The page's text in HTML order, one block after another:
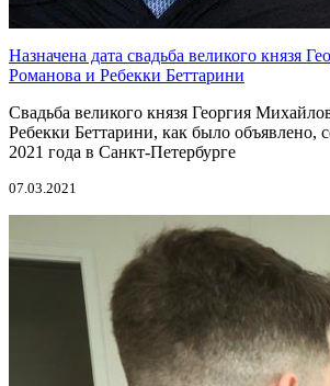
Назначена дата свадьба великого князя
Романова и Ребекки Беттарини
Свадьба великого князя Георгия
Ребекки Беттарини, как было объявлено,
2021 года в Санкт-Петербурге
07.03.2021